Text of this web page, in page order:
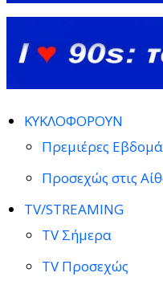
ΚΥΚΛΟΦΟΡΟΥΝ
Πρεμιέρες
Προσεχώς στις
TV/STREAMING
TV Σήμερα
TV Προσεχώς